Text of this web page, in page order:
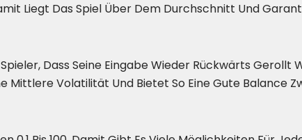
Liegt Das Spiel Über Dem Durchschnitt Und
Dass Seine Eingabe Wieder Rückwärts Gerollt
Mittlere Volatilität Und Bietet So Eine Gute Balance